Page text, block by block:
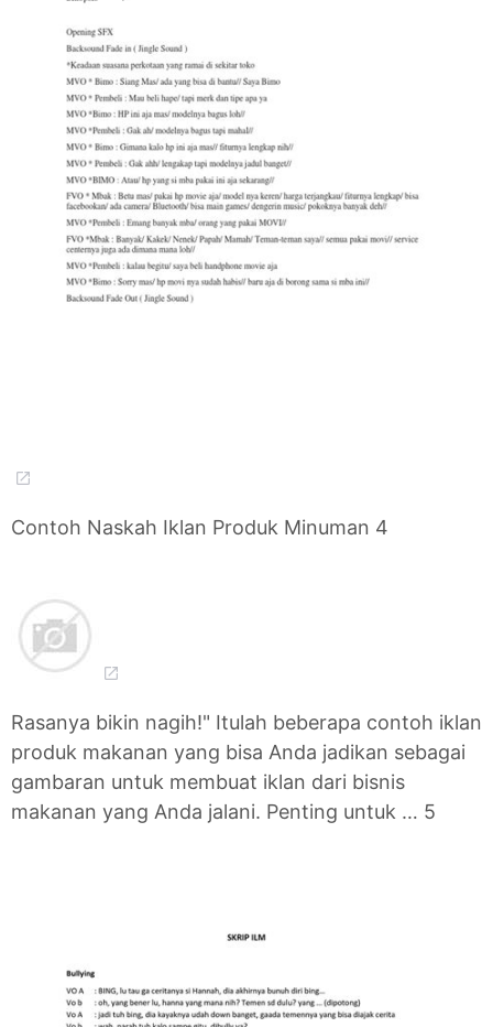
Contoh Naskah Iklan Produk Minuman 4
Rasanya bikin nagih!" Itulah beberapa contoh iklan
produk makanan yang bisa Anda jadikan sebagai
gambaran untuk membuat iklan dari bisnis
makanan yang Anda jalani. Penting untuk … 5